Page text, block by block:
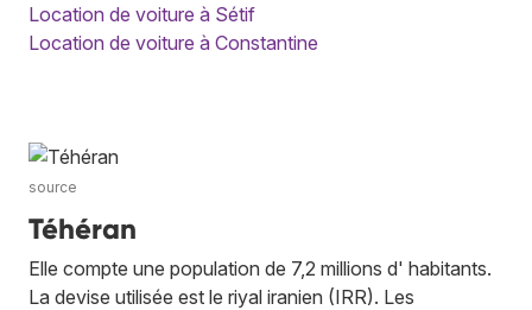
Location de voiture à Sétif
Location de voiture à Constantine
source
Téhéran
Elle compte une population de 7,2 millions d' habitants.
La devise utilisée est le riyal iranien (IRR). Les